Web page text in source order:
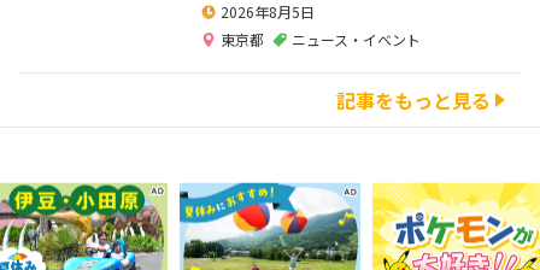
2026年8月5日
東京都
ニュース・イベント
記事をもっと見る